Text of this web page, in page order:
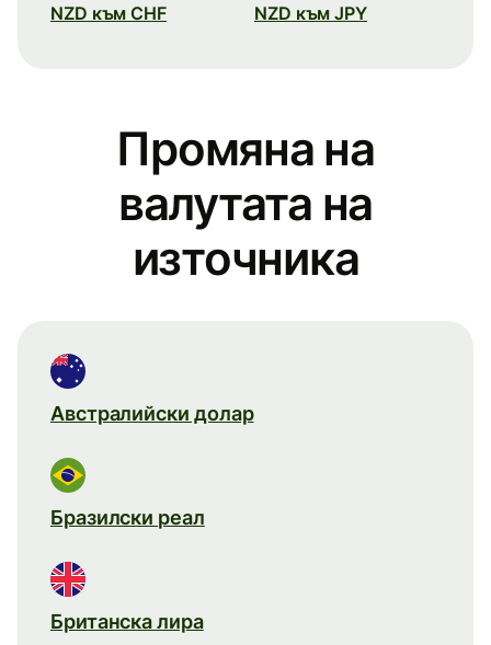
NZD към CHF NZD към JPY
Промяна на
валутата на
източника
Австралийски долар
Бразилски реал
Британска лира